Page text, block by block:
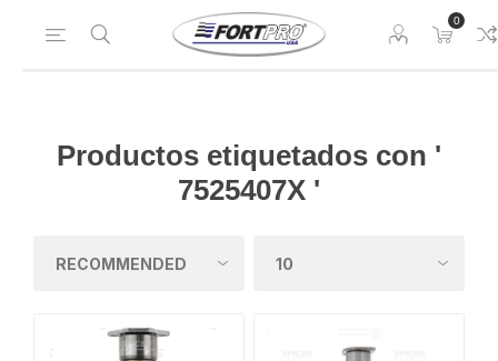
0
Productos etiquetados con '
7525407X '